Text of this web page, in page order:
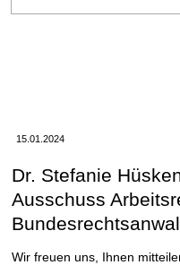
15.01.2024
Dr. Stefanie
Ausschuss
Wir freuen uns, Ihnen